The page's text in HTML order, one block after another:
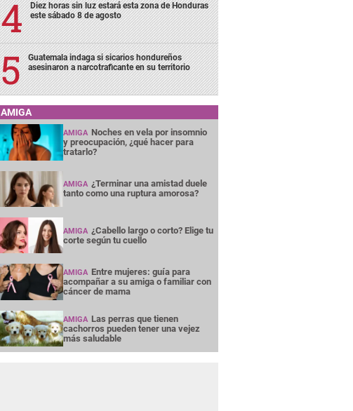
Diez horas sin luz estará esta zona de Honduras
este sábado 8 de agosto
Guatemala indaga si sicarios hondureños
asesinaron a narcotraficante en su territorio
AMIGA
AMIGA Noches en vela por insomnio
y preocupación, ¿qué hacer para
tratarlo?
AMIGA ¿Terminar una amistad duele
tanto como una ruptura amorosa?
AMIGA ¿Cabello largo o corto? Elige tu
corte según tu cuello
AMIGA Entre mujeres: guía para
acompañar a su amiga o familiar con
cáncer de mama
AMIGA Las perras que tienen
cachorros pueden tener una vejez
más saludable